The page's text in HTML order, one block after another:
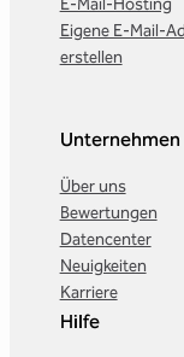
E-Mail-Hosting
Eigene E-Mail-
erstellen
Unternehmen
Über uns
Bewertungen
Datencenter
Neuigkeiten
Karriere
Hilfe